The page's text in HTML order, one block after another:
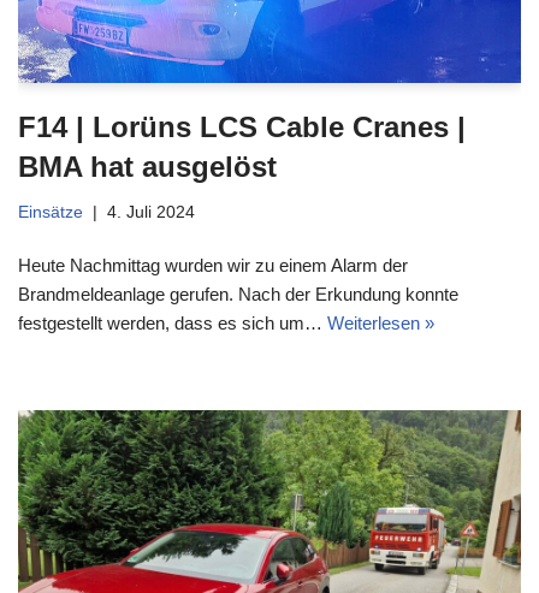
F14 | Lorüns LCS Cable Cranes |
BMA hat ausgelöst
Einsätze 4. Juli 2024
Heute Nachmittag wurden wir zu einem Alarm der
Brandmeldeanlage gerufen. Nach der Erkundung konnte
festgestellt werden, dass es sich um… Weiterlesen »